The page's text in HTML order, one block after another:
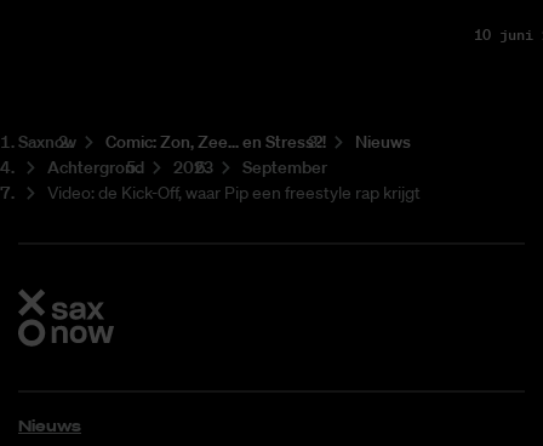
10 juni
Saxnow Co­mic: Zon, Zee... en Stress?!
Nieuws
Achtergrond
2023
September
Video: de Kick-Off, waar Pip een freestyle rap krijgt
Nieuws